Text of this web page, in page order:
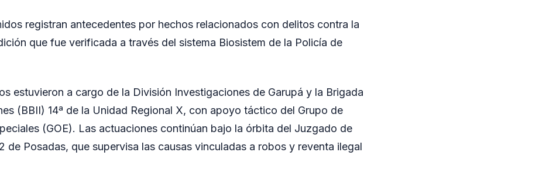
registran antecedentes por hechos relacionados con delitos contra la
que fue verificada a través del sistema Biosistem de la Policía de
estuvieron a cargo de la División Investigaciones de Garupá y la Brigada
(BBII) 14ª de la Unidad Regional X, con apoyo táctico del Grupo de
(GOE). Las actuaciones continúan bajo la órbita del Juzgado de
de Posadas, que supervisa las causas vinculadas a robos y reventa ilegal